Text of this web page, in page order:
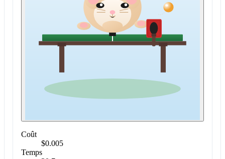
Coût
$0.005
Temps